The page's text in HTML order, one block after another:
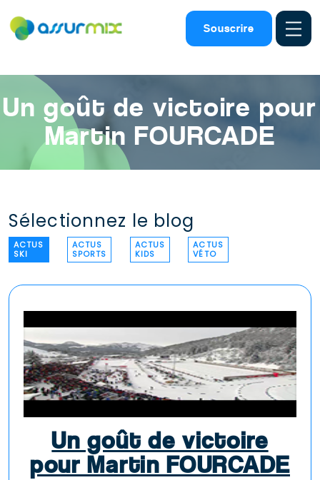
Souscrire
Assurance ski Victoire martin fourcade
Un goût de victoire pour
Martin FOURCADE
Sélectionnez le blog
ACTUS
SKI
ACTUS
SPORTS
ACTUS
KIDS
ACTUS
VÉTO
Un goût de victoire
pour Martin FOURCADE